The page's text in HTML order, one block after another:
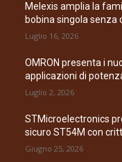
Melexis amplia la
bobina singola senza
Luglio 16, 2026
OMRON presenta i
applicazioni di
Luglio 2, 2026
STMicroelectronics
sicuro ST54M con
Giugno 25, 2026